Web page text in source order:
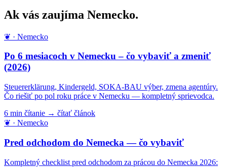
Ak vás zaujíma Nemecko.
❦ · Nemecko
Po 6 mesiacoch v Nemecku – čo vybaviť a zmeniť
(2026)
Steuererklärung, Kindergeld, SOKA-BAU výber, zmena agentúry.
Čo riešiť po pol roku práce v Nemecku — kompletný sprievodca.
6 min čítanie → čítať článok
❦ · Nemecko
Pred odchodom do Nemecka — čo vybaviť
Kompletný checklist pred odchodom za prácou do Nemecka 2026: